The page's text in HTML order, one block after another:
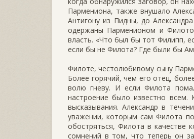
Пармениона, также внушало
Антигону из Пидны, до
одержаны Парменионом и
власть. «Что был бы тот Филипп,
если бы не Филота? Где были бы
Филоте, честолюбивому сыну
Более горячий, чем его отец,
волю гневу. И если Филота
настроение было известно
высказывания. Александр в
уважении, которым сам Филота
обостряться, Филота в качестве
сомнений в том, что теперь он